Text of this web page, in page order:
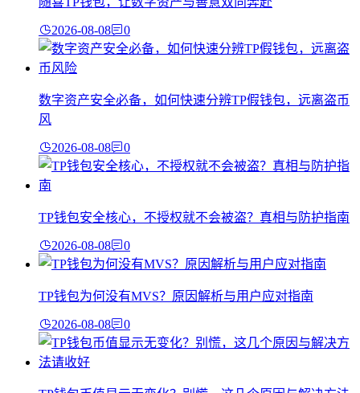
2026-08-08 0
数字资产安全必备，如何快速分辨TP假钱包，远离盗币
风
2026-08-08 0
TP钱包安全核心，不授权就不会被盗？真相与防护指南
2026-08-08 0
TP钱包为何没有MVS？原因解析与用户应对指南
2026-08-08 0